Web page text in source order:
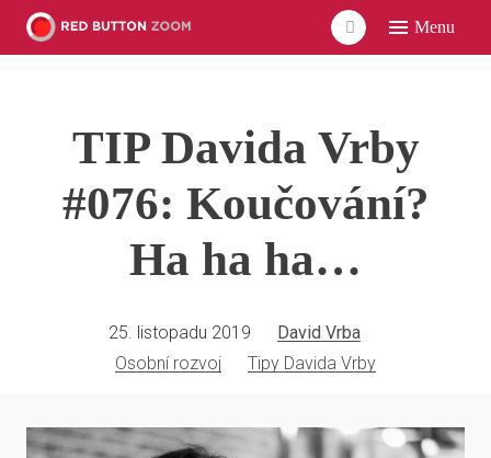
Menu
TIP Davida Vrby
#076: Koučování?
Ha ha ha…
25. listopadu 2019
David Vrba
Osobní rozvoj
Tipy Davida Vrby